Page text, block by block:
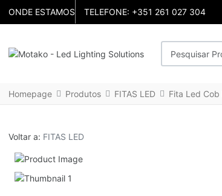
ONDE ESTAMOS TELEFONE: +351 261 027 304
Homepage Produtos FITAS LED Fita Led
Voltar a: FITAS LED